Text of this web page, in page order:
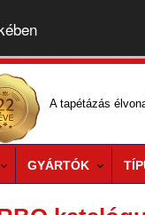
A tapétázás
GYÁRTÓK